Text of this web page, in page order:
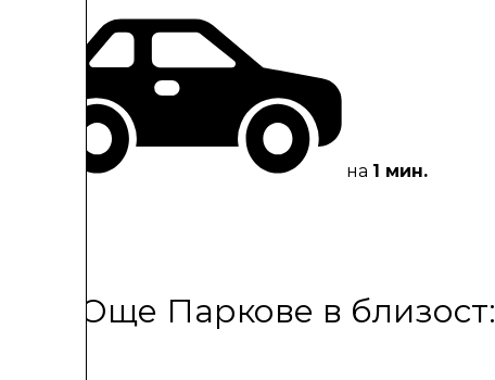
на 1 мин.
Още Паркове в близост: